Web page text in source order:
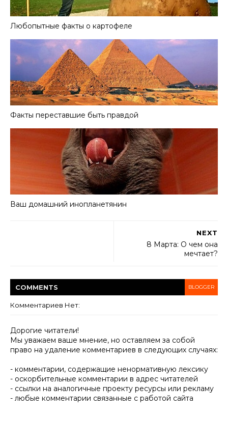
Любопытные факты о картофеле
Факты переставшие быть правдой
Ваш домашний инопланетянин
NEXT
8 Марта: О чем она
мечтает?
COMMENTS BLOGGER
Комментариев Нет:
Дорогие читатели!
Мы уважаем ваше мнение, но оставляем за собой
право на удаление комментариев в следующих случаях:
- комментарии, содержащие ненормативную лексику
- оскорбительные комментарии в адрес читателей
- ссылки на аналогичные проекту ресурсы или рекламу
- любые комментарии связанные с работой сайта